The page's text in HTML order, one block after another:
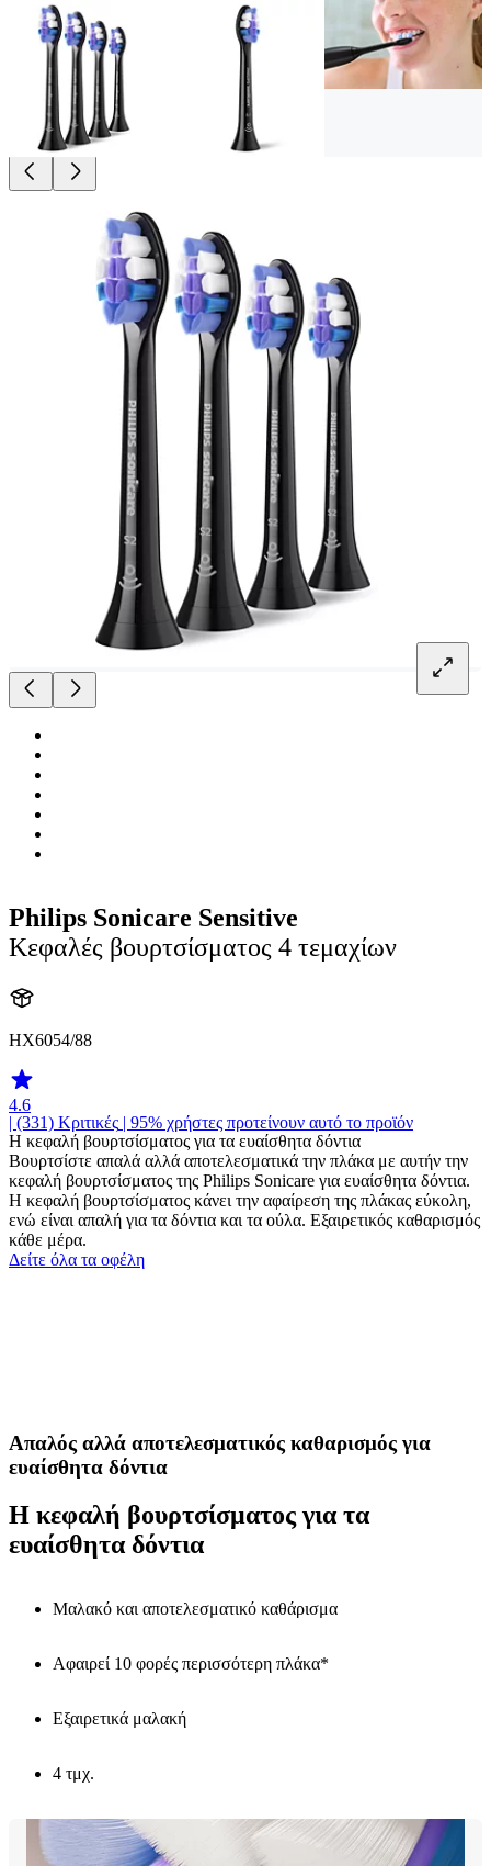
Philips Sonicare Sensitive
Κεφαλές βουρτσίσματος 4 τεμαχίων
HX6054/88
4.6
| (331) Κριτικές | 95% χρήστες προτείνουν αυτό το προϊόν
Η κεφαλή βουρτσίσματος για τα ευαίσθητα δόντια
Βουρτσίστε απαλά αλλά αποτελεσματικά την πλάκα με αυτήν την
κεφαλή βουρτσίσματος της Philips Sonicare για ευαίσθητα δόντια.
Η κεφαλή βουρτσίσματος κάνει την αφαίρεση της πλάκας εύκολη,
ενώ είναι απαλή για τα δόντια και τα ούλα. Εξαιρετικός καθαρισμός
κάθε μέρα.
Δείτε όλα τα οφέλη
Απαλός αλλά αποτελεσματικός καθαρισμός για
ευαίσθητα δόντια
Η κεφαλή βουρτσίσματος για τα
ευαίσθητα δόντια
Μαλακό και αποτελεσματικό καθάρισμα
Αφαιρεί 10 φορές περισσότερη πλάκα*
Εξαιρετικά μαλακή
4 τμχ.